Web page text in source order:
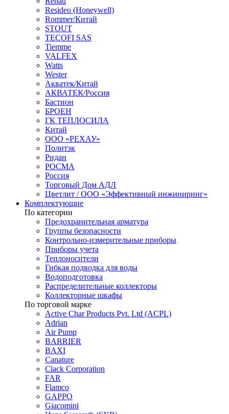
Resideo (Honeywell)
Rommer/Китай
STOUT
TECOFI SAS
Tiemme
VALFEX
Watts
Wester
Акватек/Китай
АКВАТЕК/Россия
Бастион
БРОЕН
ГК ТЕПЛОСИЛА
Китай
ООО «РЕХАУ»
Политэк
Ридан
РОСМА
Россия
Торговый Дом АДЛ
Цветлит / ООО «Эффективный инжиниринг»
Комплектующие
По категории
Предохранительная арматура
Группы безопасности
Контрольно-измерительные приборы
Приборы учета
Теплоносители
Гибкая подводка для воды
Водоподготовка
Распределительные коллекторы
Коллекторные шкафы
По торговой марке
Active Char Products Pvt. Ltd (ACPL)
Adrian
Air Pump
BARRIER
BAXI
Canature
Clack Corporation
FAR
Flamco
GAPPO
Giacomini